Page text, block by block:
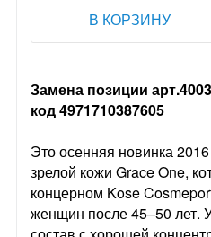
В КОРЗИНУ
Замена позиции
код 4971710387605
Это осенняя новинка
зрелой кожи Grace One,
концерном Kose
женщин после 45–50 лет.